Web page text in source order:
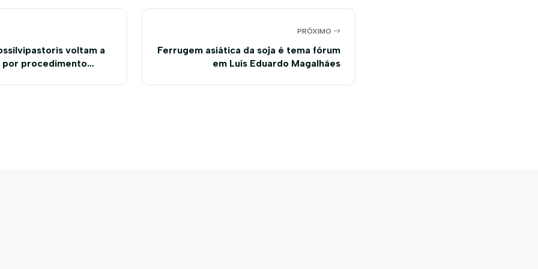
voltam a
por procedimento
PRÓXIMO
Ferrugem asiática da soja é tema fórum
em Luís Eduardo Magalhães